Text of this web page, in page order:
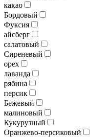
какао
Бордовый
Фуксия
айсберг
салатовый
Сиреневый
орех
лаванда
рябина
персик
Бежевый
малиновый
Кукурузный
Оранжево-персиковый